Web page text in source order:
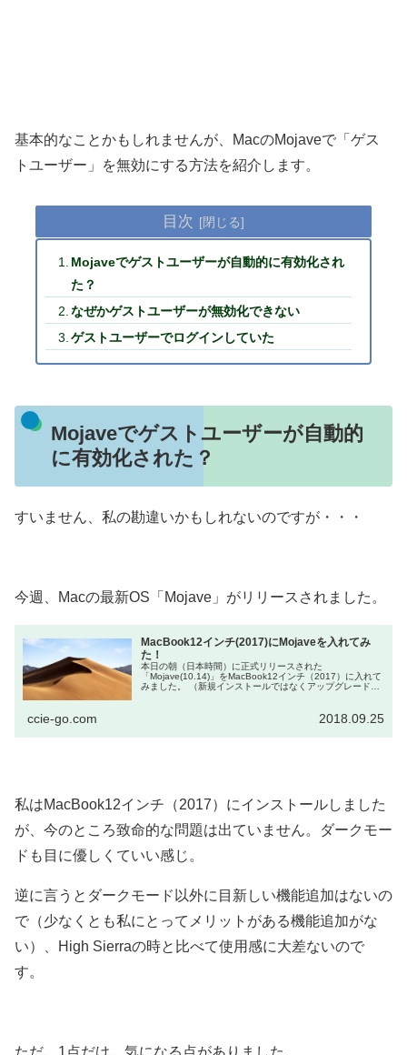
基本的なことかもしれませんが、MacのMojaveで「ゲス
トユーザー」を無効にする方法を紹介します。
目次
Mojaveでゲストユーザーが自動的に有効化され
た？
なぜかゲストユーザーが無効化できない
ゲストユーザーでログインしていた
Mojaveでゲストユーザーが自動的
に有効化された？
すいません、私の勘違いかもしれないのですが・・・
今週、Macの最新OS「Mojave」がリリースされました。
MacBook12インチ(2017)にMojaveを入れてみ
た！
本日の朝（日本時間）に正式リリースされた
「Mojave(10.14)」をMacBook12インチ（2017）に入れて
みました。 （新規インストールではなくアップグレード）
ccie-go.com 2018.09.25
私はMacBook12インチ（2017）にインストールしました
が、今のところ致命的な問題は出ていません。ダークモー
ドも目に優しくていい感じ。
逆に言うとダークモード以外に目新しい機能追加はないの
で（少なくとも私にとってメリットがある機能追加がな
い）、High Sierraの時と比べて使用感に大差ないので
す。